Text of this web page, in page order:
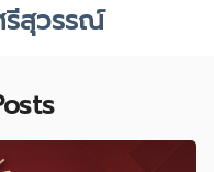
สุวรรณ์